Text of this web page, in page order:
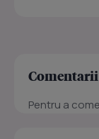
Comentarii
Pentru a